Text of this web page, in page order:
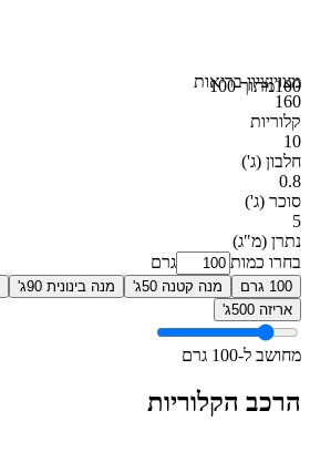
100מתוך 100מצויןציון בריאות
160
קלוריות
10
חלבון (ג')
0.8
סוכר (ג')
5
נתרן (מ"ג)
בחרו כמות
גרם
100 גרם מנה קטנה 50ג' מנה בינונית 90ג'
אריזה 500ג'
מחושב ל-100 גרם
הרכב הקלוריות